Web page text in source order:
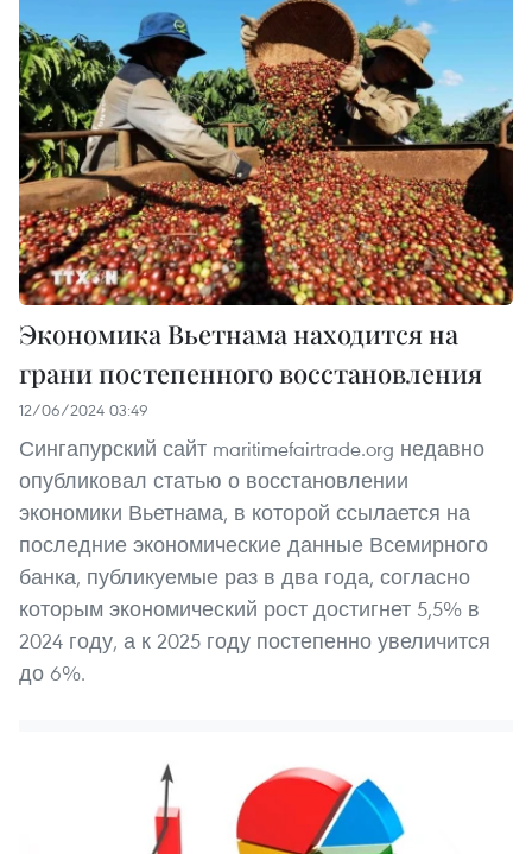
Экономика Вьетнама находится на
грани постепенного восстановления
12/06/2024 03:49
Сингапурский сайт maritimefairtrade.org недавно
опубликовал статью о восстановлении
экономики Вьетнама, в которой ссылается на
последние экономические данные Всемирного
банка, публикуемые раз в два года, согласно
которым экономический рост достигнет 5,5% в
2024 году, а к 2025 году постепенно увеличится
до 6%.